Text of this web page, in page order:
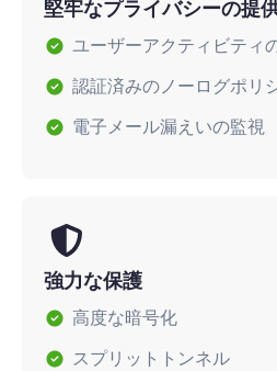
堅牢なプライバシーの提
ユーザーアクティビティ
認証済みのノーログポリ
電子メール漏えいの監視
強力な保護
高度な暗号化
スプリットトンネル